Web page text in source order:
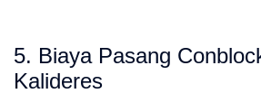
5. Biaya Pasang
Kalideres